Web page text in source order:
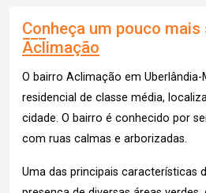
Conheça um pouco mais
Aclimação
O bairro Aclimação em Uberlândia-
residencial de classe média,
cidade. O bairro é conhecido por
com ruas calmas e arborizadas.
Uma das principais características